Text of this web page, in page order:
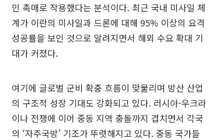
인 촉매로 작용했다는 분석이다. 최근 국내 미사일 체
계가 이란의 미사일과 드론에 대해 95% 이상의 요격
성공률을 보인 것으로 알려지면서 해외 수요 확대 기
대가 커졌다.
여기에 글로벌 군비 확충 흐름이 맞물리며 방산 산업
의 구조적 성장 기대도 강화되고 있다. 러시아-우크라
이나 전쟁에 이어 중동 지역 충돌까지 겹치면서 각국
의 ‘자주국방’ 기조가 뚜렷해지고 있다. 중동 국가들